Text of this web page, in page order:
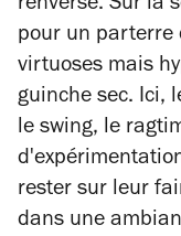
renversé. Sur la
pour un parterre
virtuoses mais
guinche sec. Ici,
le swing, le
rester sur leur
dans une